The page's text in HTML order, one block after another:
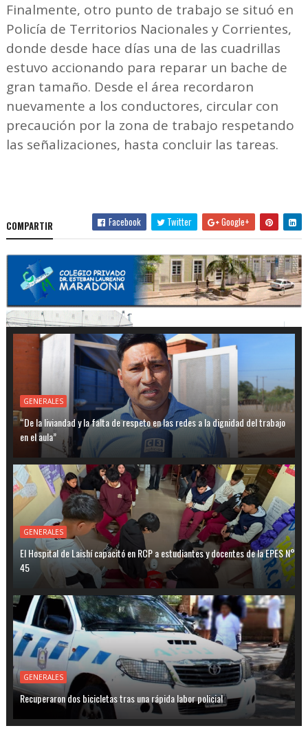
Finalmente, otro punto de trabajo se situó en
Policía de Territorios Nacionales y Corrientes,
donde desde hace días una de las cuadrillas
estuvo accionando para reparar un bache de
gran tamaño. Desde el área recordaron
nuevamente a los conductores, circular con
precaución por la zona de trabajo respetando
las señalizaciones, hasta concluir las tareas.
COMPARTIR Facebook Twitter Google+
GENERALES
“De la liviandad y la falta de respeto en las redes a la dignidad del trabajo
en el aula”
GENERALES
El Hospital de Laishí capacitó en RCP a estudiantes y docentes de la EPES N°
45
GENERALES
Recuperaron dos bicicletas tras una rápida labor policial